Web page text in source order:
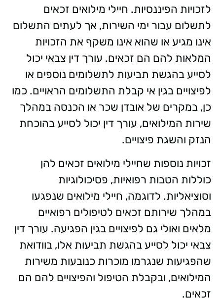
לזכויות הפיננסיות. חיילי מילואים זכאים
לתשלום עבור ימי השירות, אך לעתים התשלום
אינו מגיע או שהוא אינו משקף את הזכויות
המלאות להם הם זכאים. עורך דין צבאי יכול
לסייע בהגשת תביעות לתשלומים נוספים או
לפיצויים בגין אי קבלת התשלומים הראויים. כמו
כן, במקרים של אובדן שכר או הכנסה במהלך
שירות המילואים, עורך דין יכול לסייע בהוכחת
הנזק והשגת פיצויים.
זכויות נוספות שחיילי מילואים זכאים להן
כוללות הטבות רפואיות, פסיכולוגיות
וסוציאליות. לדוגמה, חיילי מילואים שנפגעו
במהלך שירותם זכאים לטיפולים רפואיים
מלאים ואולי גם לפיצויים בגין הפגיעה. עורך דין
צבאי יכול לסייע בהגשת תביעות אלו, בוודואת
שהפגיעות שנגרמו מוכרות כנובעות משירות
המילואים, ובקבלת הטיפול והפיצויים להם הם
זכאים.